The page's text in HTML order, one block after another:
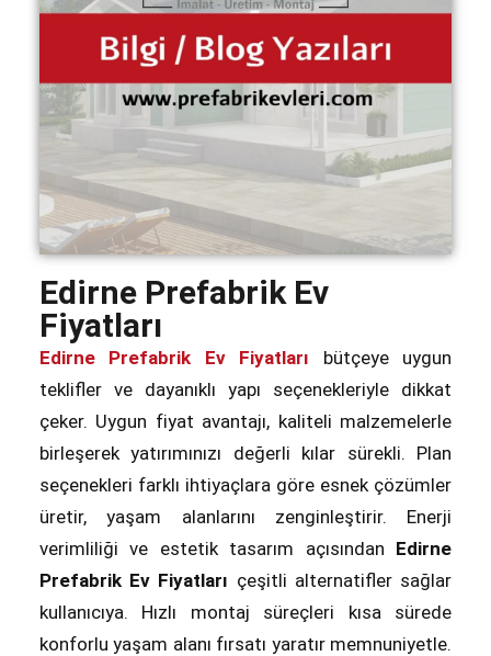
Edirne Prefabrik Ev
Fiyatları
Edirne Prefabrik Ev Fiyatları bütçeye uygun
teklifler ve dayanıklı yapı seçenekleriyle dikkat
çeker. Uygun fiyat avantajı, kaliteli malzemelerle
birleşerek yatırımınızı değerli kılar sürekli. Plan
seçenekleri farklı ihtiyaçlara göre esnek çözümler
üretir, yaşam alanlarını zenginleştirir. Enerji
verimliliği ve estetik tasarım açısından Edirne
Prefabrik Ev Fiyatları çeşitli alternatifler sağlar
kullanıcıya. Hızlı montaj süreçleri kısa sürede
konforlu yaşam alanı fırsatı yaratır memnuniyetle.